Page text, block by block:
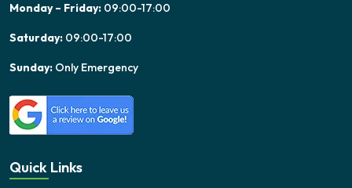
Monday – Friday: 09:00-17:00
Saturday: 09:00-17:00
Sunday: Only Emergency
Quick Links